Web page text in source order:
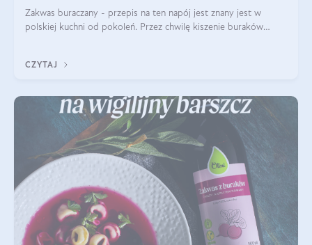
Zakwas buraczany - przepis na ten napój jest znany jest w
polskiej kuchni od pokoleń. Przez chwilę kiszenie buraków
CZYTAJ